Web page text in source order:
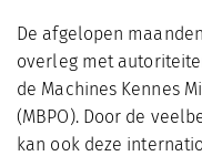
De afgelopen
overleg met
de Machines Kennes
(MBPO). Door de
kan ook deze